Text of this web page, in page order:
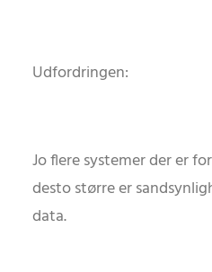
Udfordringen:
Jo flere systemer der er
desto større er
data.